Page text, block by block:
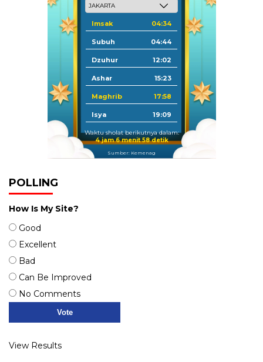
Imsak 04:34
Subuh 04:44
Dzuhur 12:02
Ashar 15:23
Maghrib 17:58
Isya 19:09
Waktu sholat berikutnya dalam:
4 jam 6 menit 58 detik
Sumber: Kemenag
POLLING
How Is My Site?
Good
Excellent
Bad
Can Be Improved
No Comments
View Results